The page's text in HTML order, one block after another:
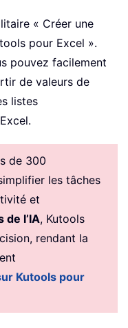
« Créer une
pour Excel ».
pouvez facilement
de valeurs de
listes
de 300
les tâches
et
de l’IA, Kutools
rendant la
Kutools pour